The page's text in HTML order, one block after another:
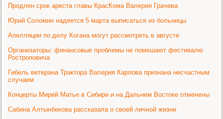
Продлен срок ареста главы КрасКома Валерия Грачева
Юрий Соломин надеется 5 марта выписаться из больницы
Апелляции по делу Когана могут рассмотреть в августе
Организаторы: финансовые проблемы не помешают фестивалю
Ростроповича
Гибель ветерана Трактора Валерия Карпова признана несчастным
случаем
Концерты Мирей Матье в Сибири и на Дальнем Востоке отменены
Сабина Алтынбекова рассказала о своей личной жизни